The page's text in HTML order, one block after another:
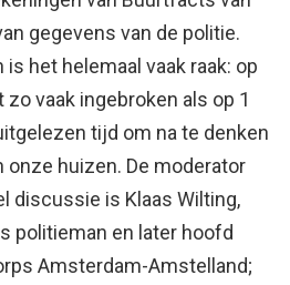
gegevens van de politie.
het helemaal vaak raak: op
vaak ingebroken als op 1
tijd om na te denken
onze huizen. De moderator
discussie is Klaas Wilting,
politieman en later hoofd
Amsterdam-Amstelland;